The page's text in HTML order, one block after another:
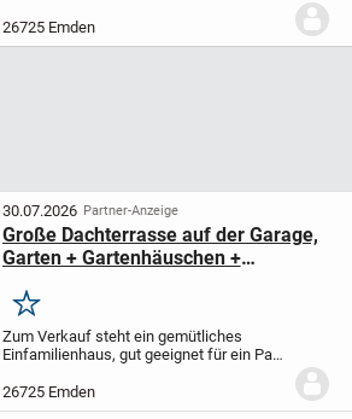
begehrten Stadtteil Wolthusen der
Seehafenstadt Emden. Die Wohnung hat
26725 Emden
30.07.2026 Partner-Anzeige
Große Dachterrasse auf der Garage,
Garten + Gartenhäuschen +
Merken
Zum Verkauf steht ein gemütliches
Einfamilienhaus, gut geeignet für ein Paar
von ca. 90 m² ist auf zwei Etagen
aufgeteilt.Der offene Wohn-Essbereich
26725 Emden